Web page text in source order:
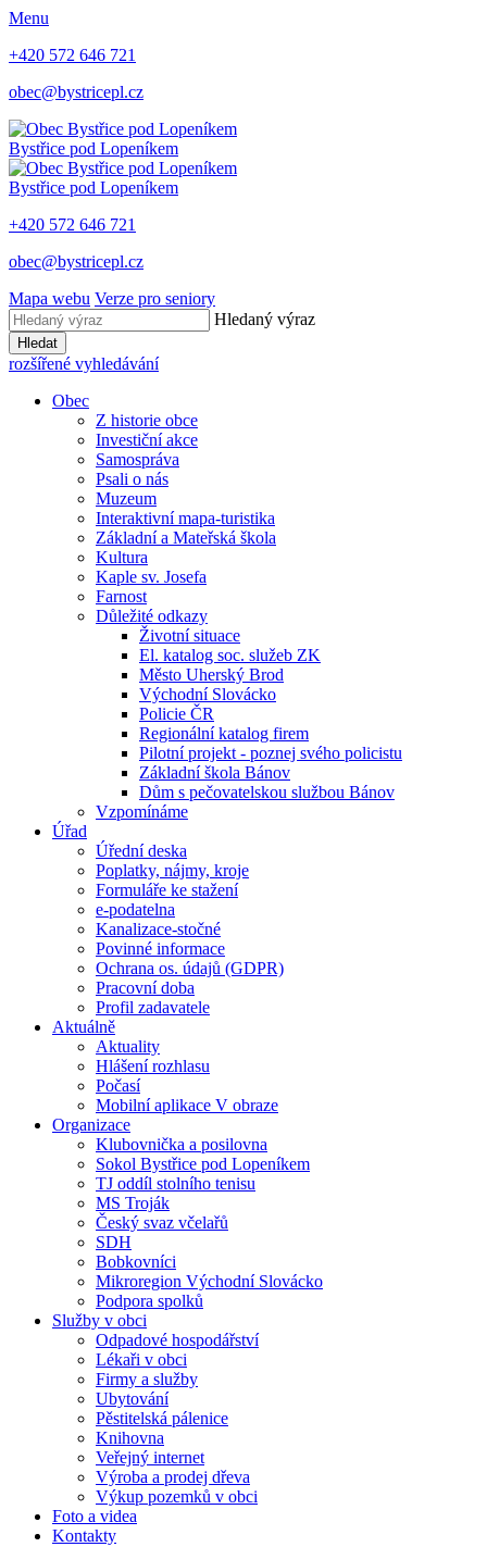
Menu
+420 572 646 721
obec@bystricepl.cz
Bystřice pod Lopeníkem
Bystřice pod Lopeníkem
+420 572 646 721
obec@bystricepl.cz
Mapa webu Verze pro seniory
Hledaný výraz
Hledat
rozšířené vyhledávání
Obec
Z historie obce
Investiční akce
Samospráva
Psali o nás
Muzeum
Interaktivní mapa-turistika
Základní a Mateřská škola
Kultura
Kaple sv. Josefa
Farnost
Důležité odkazy
Životní situace
El. katalog soc. služeb ZK
Město Uherský Brod
Východní Slovácko
Policie ČR
Regionální katalog firem
Pilotní projekt - poznej svého policistu
Základní škola Bánov
Dům s pečovatelskou službou Bánov
Vzpomínáme
Úřad
Úřední deska
Poplatky, nájmy, kroje
Formuláře ke stažení
e-podatelna
Kanalizace-stočné
Povinné informace
Ochrana os. údajů (GDPR)
Pracovní doba
Profil zadavatele
Aktuálně
Aktuality
Hlášení rozhlasu
Počasí
Mobilní aplikace V obraze
Organizace
Klubovnička a posilovna
Sokol Bystřice pod Lopeníkem
TJ oddíl stolního tenisu
MS Troják
Český svaz včelařů
SDH
Bobkovníci
Mikroregion Východní Slovácko
Podpora spolků
Služby v obci
Odpadové hospodářství
Lékaři v obci
Firmy a služby
Ubytování
Pěstitelská pálenice
Knihovna
Veřejný internet
Výroba a prodej dřeva
Výkup pozemků v obci
Foto a videa
Kontakty